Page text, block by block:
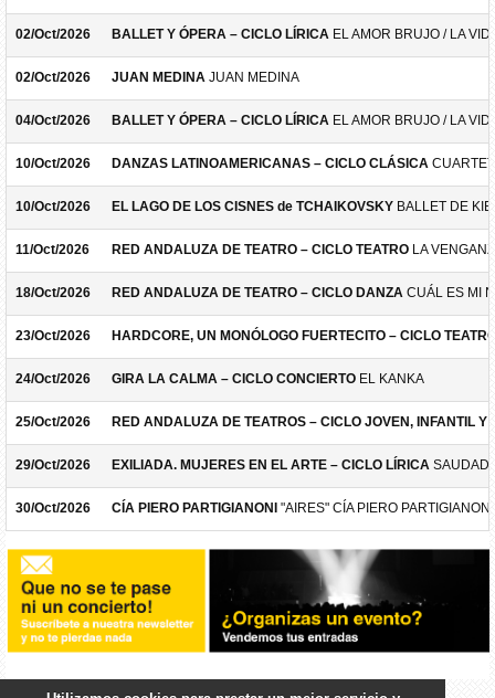
02/Oct/2026 BALLET Y ÓPERA – CICLO LÍRICA EL AMOR BRUJO / LA
02/Oct/2026 JUAN MEDINA JUAN MEDINA
04/Oct/2026 BALLET Y ÓPERA – CICLO LÍRICA EL AMOR BRUJO / LA
10/Oct/2026 DANZAS LATINOAMERICANAS – CICLO CLÁSICA
10/Oct/2026 EL LAGO DE LOS CISNES de TCHAIKOVSKY BALLET DE
11/Oct/2026 RED ANDALUZA DE TEATRO – CICLO TEATRO LA
18/Oct/2026 RED ANDALUZA DE TEATRO – CICLO DANZA CUÁL ES MI
23/Oct/2026 HARDCORE, UN MONÓLOGO FUERTECITO – CICLO
24/Oct/2026 GIRA LA CALMA – CICLO CONCIERTO EL KANKA
25/Oct/2026 RED ANDALUZA DE TEATROS – CICLO JOVEN, INFANTIL Y
29/Oct/2026 EXILIADA. MUJERES EN EL ARTE – CICLO LÍRICA
30/Oct/2026 CÍA PIERO PARTIGIANONI "AIRES" CÍA PIERO PARTIGIANONI